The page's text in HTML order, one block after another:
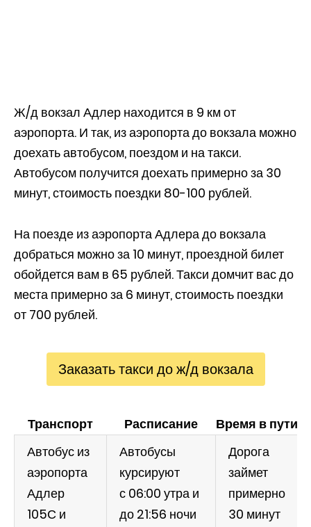
Ж/д вокзал Адлер находится в 9 км от
аэропорта. И так, из аэропорта до вокзала можно
доехать автобусом, поездом и на такси.
Автобусом получится доехать примерно за 30
минут, стоимость поездки 80-100 рублей.
На поезде из аэропорта Адлера до вокзала
добраться можно за 10 минут, проездной билет
обойдется вам в 65 рублей. Такси домчит вас до
места примерно за 6 минут, стоимость поездки
от 700 рублей.
Заказать такси до ж/д вокзала
Транспорт Расписание Время в пути
Автобус из
аэропорта
Адлер
105С и
Автобусы
курсируют
с 06:00 утра и
до 21:56 ночи
Дорога
займет
примерно
30 минут